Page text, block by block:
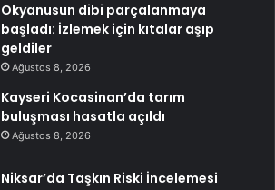
Okyanusun dibi parçalanmaya
başladı: İzlemek için kıtalar aşıp
geldiler
Ağustos 8, 2026
Kayseri Kocasinan’da tarım
buluşması hasatla açıldı
Ağustos 8, 2026
Niksar’da Taşkın Riski İncelemesi